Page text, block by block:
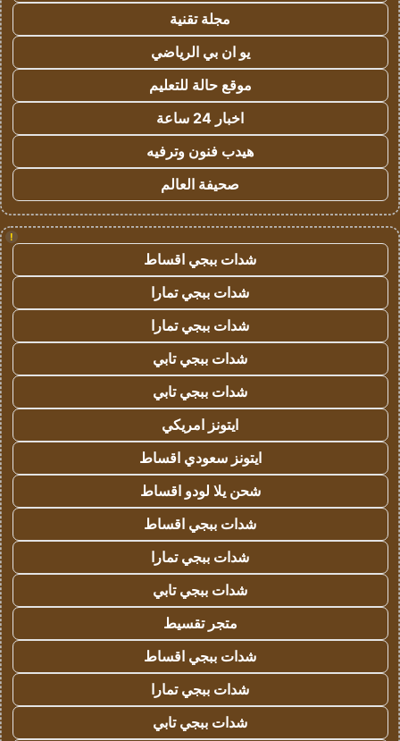
مجلة تقنية
يو ان بي الرياضي
موقع حالة للتعليم
اخبار 24 ساعة
هيدب فنون وترفيه
صحيفة العالم
!
شدات ببجي اقساط
شدات ببجي تمارا
شدات ببجي تمارا
شدات ببجي تابي
شدات ببجي تابي
ايتونز امريكي
ايتونز سعودي اقساط
شحن يلا لودو اقساط
شدات ببجي اقساط
شدات ببجي تمارا
شدات ببجي تابي
متجر تقسيط
شدات ببجي اقساط
شدات ببجي تمارا
شدات ببجي تابي